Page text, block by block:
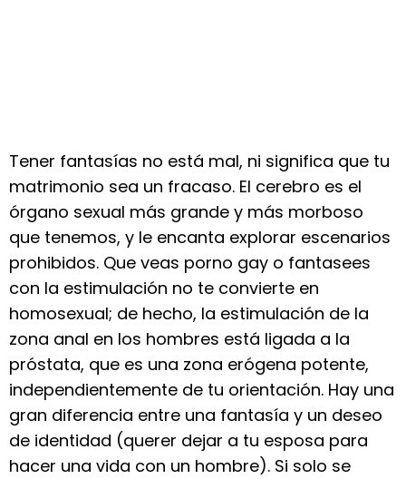
Tener fantasías no está mal, ni significa que tu
matrimonio sea un fracaso. El cerebro es el
órgano sexual más grande y más morboso
que tenemos, y le encanta explorar escenarios
prohibidos. Que veas porno gay o fantasees
con la estimulación no te convierte en
homosexual; de hecho, la estimulación de la
zona anal en los hombres está ligada a la
próstata, que es una zona erógena potente,
independientemente de tu orientación. Hay una
gran diferencia entre una fantasía y un deseo
de identidad (querer dejar a tu esposa para
hacer una vida con un hombre). Si solo se